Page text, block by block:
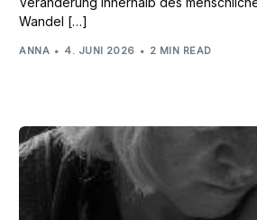
Wandel […]
ANNA 4. JUNI 2026 2 MIN READ